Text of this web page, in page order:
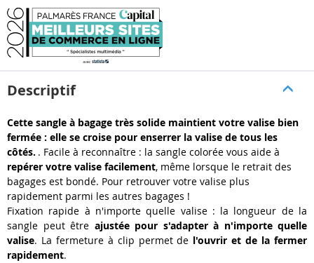
Descriptif
Cette sangle à bagage très solide maintient votre valise bien
fermée : elle se croise pour enserrer la valise de tous les
côtés. . Facile à reconnaître : la sangle colorée vous aide à
repérer votre valise facilement, même lorsque le retrait des
bagages est bondé. Pour retrouver votre valise plus
rapidement parmi les autres bagages !
Fixation rapide à n'importe quelle valise : la longueur de la
sangle peut être ajustée pour s'adapter à n'importe quelle
valise. La fermeture à clip permet de l'ouvrir et de la fermer
rapidement.